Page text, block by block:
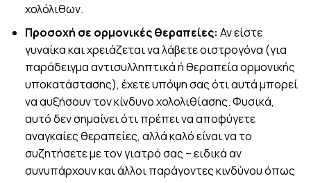
χολόλιθων.
Προσοχή σε ορμονικές θεραπείες: Αν είστε
γυναίκα και χρειάζεται να λάβετε οιστρογόνα (για
παράδειγμα αντισυλληπτικά ή θεραπεία ορμονικής
υποκατάστασης), έχετε υπόψη σας ότι αυτά μπορεί
να αυξήσουν τον κίνδυνο χολολιθίασης. Φυσικά,
αυτό δεν σημαίνει ότι πρέπει να αποφύγετε
αναγκαίες θεραπείες, αλλά καλό είναι να το
συζητήσετε με τον γιατρό σας – ειδικά αν
συνυπάρχουν και άλλοι παράγοντες κινδύνου όπως